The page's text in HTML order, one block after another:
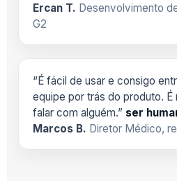
Ercan T. Desenvolvimento
G2
“É fácil de usar e consigo
equipe por trás do produto.
falar com alguém.” ser
Marcos B. Diretor Médico,